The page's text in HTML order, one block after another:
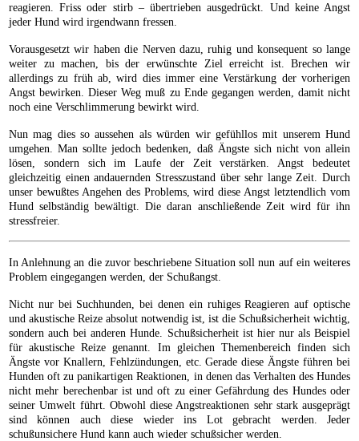
reagieren. Friss oder stirb – übertrieben ausgedrückt. Und keine Angst
jeder Hund wird irgendwann fressen.
Vorausgesetzt wir haben die Nerven dazu, ruhig und konsequent so lange
weiter zu machen, bis der erwünschte Ziel erreicht ist. Brechen wir
allerdings zu früh ab, wird dies immer eine Verstärkung der vorherigen
Angst bewirken. Dieser Weg muß zu Ende gegangen werden, damit nicht
noch eine Verschlimmerung bewirkt wird.
Nun mag dies so aussehen als würden wir gefühllos mit unserem Hund
umgehen. Man sollte jedoch bedenken, daß Ängste sich nicht von allein
lösen, sondern sich im Laufe der Zeit verstärken. Angst bedeutet
gleichzeitig einen andauernden Stresszustand über sehr lange Zeit. Durch
unser bewußtes Angehen des Problems, wird diese Angst letztendlich vom
Hund selbständig bewältigt. Die daran anschließende Zeit wird für ihn
stressfreier.
In Anlehnung an die zuvor beschriebene Situation soll nun auf ein weiteres
Problem eingegangen werden, der Schußangst.
Nicht nur bei Suchhunden, bei denen ein ruhiges Reagieren auf optische
und akustische Reize absolut notwendig ist, ist die Schußsicherheit wichtig,
sondern auch bei anderen Hunde. Schußsicherheit ist hier nur als Beispiel
für akustische Reize genannt. Im gleichen Themenbereich finden sich
Ängste vor Knallern, Fehlzündungen, etc. Gerade diese Ängste führen bei
Hunden oft zu panikartigen Reaktionen, in denen das Verhalten des Hundes
nicht mehr berechenbar ist und oft zu einer Gefährdung des Hundes oder
seiner Umwelt führt. Obwohl diese Angstreaktionen sehr stark ausgeprägt
sind können auch diese wieder ins Lot gebracht werden. Jeder
schußunsichere Hund kann auch wieder schußsicher werden.